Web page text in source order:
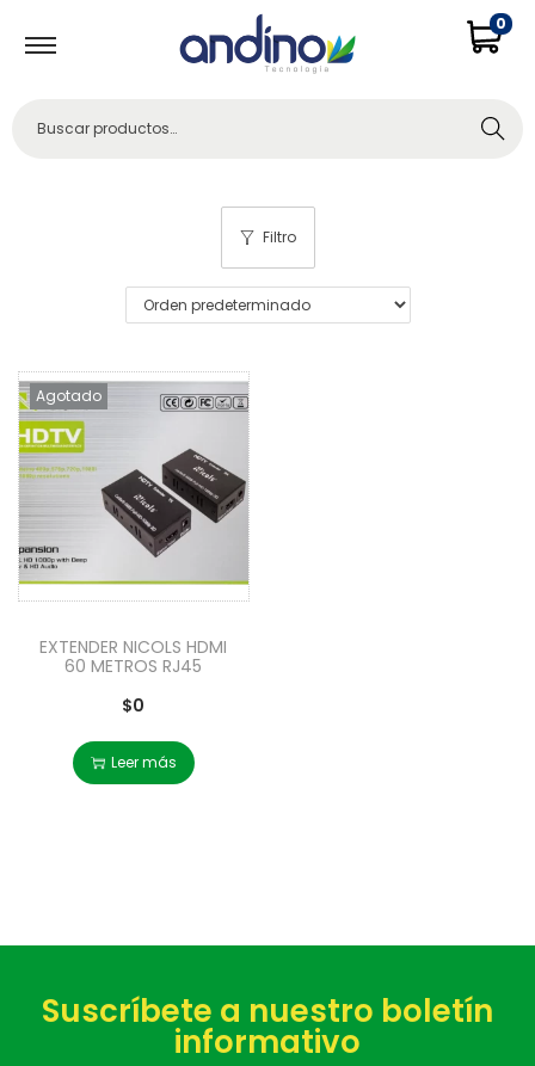
0
Buscar
Filtro
Agotado
EXTENDER NICOLS HDMI
60 METROS RJ45
$0
Leer más
Suscríbete a nuestro boletín
informativo